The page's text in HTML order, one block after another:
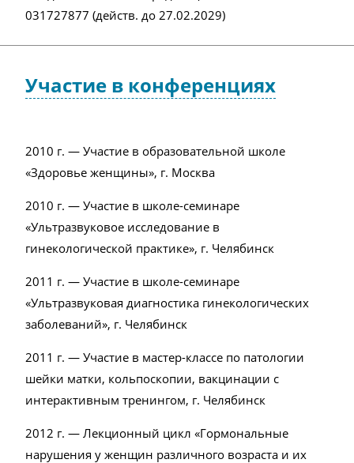
031727877 (действ. до 27.02.2029)
Участие в конференциях
2010 г. — Участие в образовательной школе
«Здоровье женщины», г. Москва
2010 г. — Участие в школе-семинаре
«Ультразвуковое исследование в
гинекологической практике», г. Челябинск
2011 г. — Участие в школе-семинаре
«Ультразвуковая диагностика гинекологических
заболеваний», г. Челябинск
2011 г. — Участие в мастер-классе по патологии
шейки матки, кольпоскопии, вакцинации с
интерактивным тренингом, г. Челябинск
2012 г. — Лекционный цикл «Гормональные
нарушения у женщин различного возраста и их